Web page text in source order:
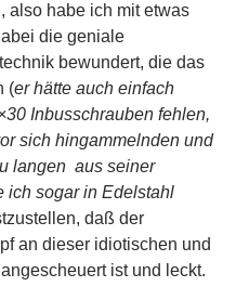
also habe ich mit etwas
die geniale
bewundert, die das
(er hätte auch einfach
Inbusschrauben fehlen,
sich hingammelnden und
langen aus seiner
ich sogar in Edelstahl
daß der
an dieser idiotischen und
ist und leckt.